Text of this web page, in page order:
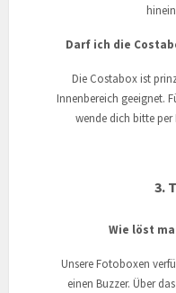
Darf ich die
Die Costabox ist
Innenbereich geeignet.
wende dich bitte per
3.
Wie löst
Unsere Fotoboxen
einen Buzzer. Über